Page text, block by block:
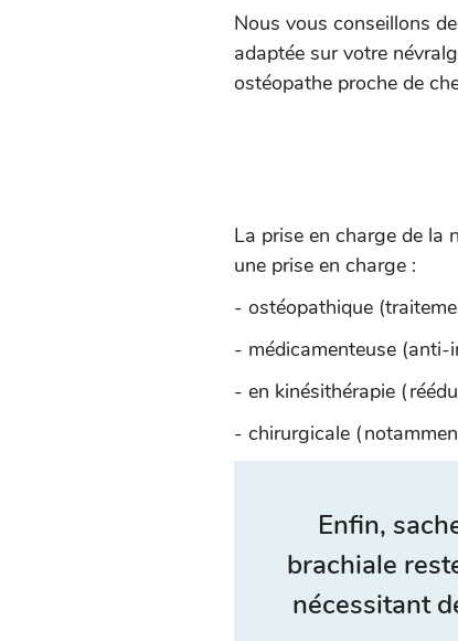
Nous vous conseillons
adaptée sur votre
ostéopathe proche de
La prise en charge de la
une prise en charge :
- ostéopathique
- médicamenteuse
- en kinésithérapie
- chirurgicale
Enfin,
brachiale
nécessitant